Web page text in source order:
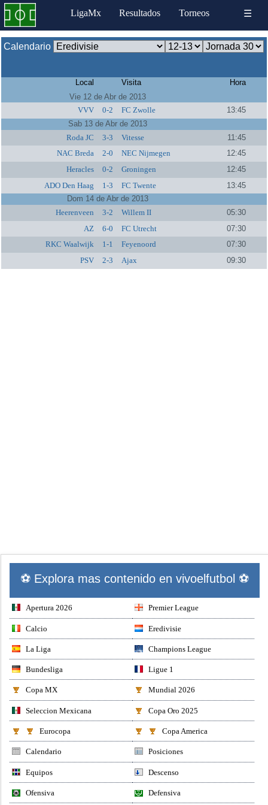
LigaMx Resultados Torneos ☰
Calendario
Local Visita
Hora
Vie 12 de Abr de 2013
VVV
0-2 FC Zwolle
13:45
Sab 13 de Abr de 2013
Roda JC
3-3 Vitesse
11:45
NAC Breda
2-0 NEC Nijmegen
12:45
Heracles
0-2 Groningen
12:45
ADO Den Haag
1-3 FC Twente
13:45
Dom 14 de Abr de 2013
Heerenveen
3-2 Willem II
05:30
AZ
6-0 FC Utrecht
07:30
RKC Waalwijk
1-1 Feyenoord
07:30
PSV
2-3 Ajax 09:30
⚽ Explora mas contenido en vivoelfutbol ⚽
Apertura 2026 Premier League
Calcio Eredivisie
La Liga Champions League
Bundesliga Ligue 1
Copa MX Mundial 2026
Seleccion Mexicana Copa Oro 2025
Eurocopa Copa America
Calendario Posiciones
Equipos Descenso
Ofensiva Defensiva